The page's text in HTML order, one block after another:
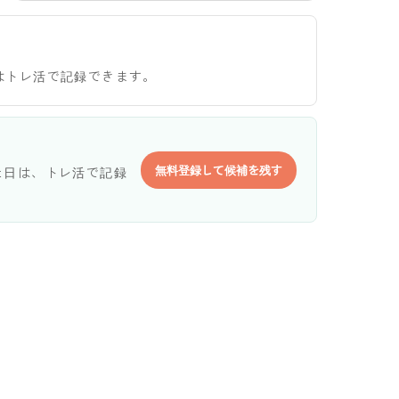
レ活で記録できます。
は、トレ活で記録
無料登録して候補を残す